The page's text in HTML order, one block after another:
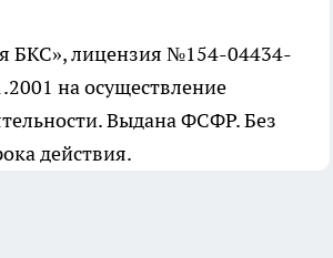
БКС», лицензия №154-04434-
на осуществление
Выдана ФСФР. Без
действия.